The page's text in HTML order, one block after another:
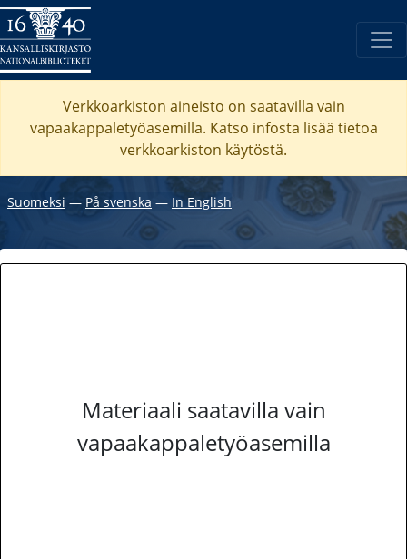
Verkkoarkiston aineisto on saatavilla vain
vapaakappaletyöasemilla. Katso infosta lisää tietoa
verkkoarkiston käytöstä.
Suomeksi ― På svenska ― In English
Materiaali saatavilla vain
vapaakappaletyöasemilla